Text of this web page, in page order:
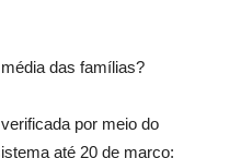
das famílias?
por meio do
até 20 de março;